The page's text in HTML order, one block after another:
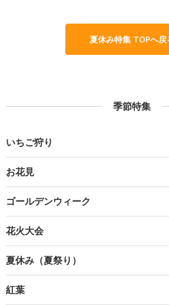
夏休み特集 TOPへ戻
季節特集
いちご狩り
お花見
ゴールデンウィーク
花火大会
夏休み（夏祭り）
紅葉